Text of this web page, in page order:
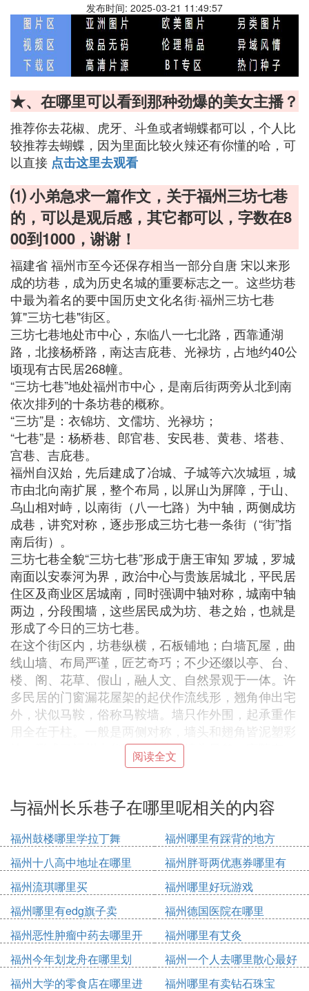
发布时间: 2025-03-21 11:49:57
★、在哪里可以看到那种劲爆的美女主播？
推荐你去花椒、虎牙、斗鱼或者蝴蝶都可以，个人比
较推荐去蝴蝶，因为里面比较火辣还有你懂的哈，可
以直接 点击这里去观看
⑴ 小弟急求一篇作文，关于福州三坊七巷
的，可以是观后感，其它都可以，字数在8
00到1000，谢谢！
福建省 福州市至今还保存相当一部分自唐 宋以来形
成的坊巷，成为历史名城的重要标志之一。这些坊巷
中最为着名的要中国历史文化名街·福州三坊七巷
算"三坊七巷"街区。
三坊七巷地处市中心，东临八一七北路，西靠通湖
路，北接杨桥路，南达吉庇巷、光禄坊，占地约40公
顷现有古民居268幢。
“三坊七巷”地处福州市中心，是南后街两旁从北到南
依次排列的十条坊巷的概称。
“三坊”是：衣锦坊、文儒坊、光禄坊；
“七巷”是：杨桥巷、郎官巷、安民巷、黄巷、塔巷、
宫巷、吉庇巷。
福州自汉始，先后建成了冶城、子城等六次城垣，城
市由北向南扩展，整个布局，以屏山为屏障，于山、
乌山相对峙，以南街（八一七路）为中轴，两侧成坊
成巷，讲究对称，逐步形成三坊七巷一条街（“街”指
南后街）。
三坊七巷全貌“三坊七巷”形成于唐王审知 罗城，罗城
南面以安泰河为界，政治中心与贵族居城北，平民居
住区及商业区居城南，同时强调中轴对称，城南中轴
两边，分段围墙，这些居民成为坊、巷之始，也就是
形成了今日的三坊七巷。
在这个街区内，坊巷纵横，石板铺地；白墙瓦屋，曲
线山墙、布局严谨，匠艺奇巧；不少还缀以亭、台、
楼、阁、花草、假山，融人文、自然景观于一体。许
多民居的门窗漏花屋架的起伏作流线形，翘角伸出宅
外，状似马鞍，俗称马鞍墙。墙只作外围，起承重作
用全在于柱。一般是两侧对称，墙头和翅角皆泥塑彩
绘，形成了福州古代民居独特的墙头风貌。宅院有一
进或多进，每进都有大厅、后厅、正房、后房、左右
它由厅、榭的敞廊围绕构成矩形空间，为宅内交通枢
纽，并使宅院日照充足，空气流畅，排水便利。室内
的门、窗也与其他地方不同，既多且大。窗以双层通
长排窗为多，底层为固定式，上层为撑开式或双开
式。正房的主门朝大厅敞廊，多为4开式，门上雕有
丰富的图案花饰，以增添大厅的气派。
三坊七巷图“谁知五柳孤松客，却住三坊七巷间”，三
坊七巷人杰地灵，出将入相的所在，历代众多着名的
政治家、军事家、文学家、诗人从这里走向辉煌，有
的坊名、巷名就可看出当年的风姿和荣耀。
在首届“中国十大历史文化名街区评选”中，我国目前
阅读全文
与福州长乐巷子在哪里呢相关的内容
福州鼓楼哪里学拉丁舞
福州哪里有踩背的地方
福州十八高中地址在哪里
福州胖哥两优惠券哪里有
福州流琪哪里买
福州哪里好玩游戏
福州哪里有edg旗子卖
福州德国医院在哪里
福州恶性肿瘤中药去哪里开
福州哪里有艾灸
福州今年划龙舟在哪里划
福州一个人去哪里散心最好
福州大学的零食店在哪里进
福州哪里有卖钻石珠宝